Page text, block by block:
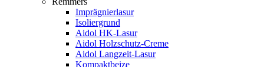
Imprägnierlasur
Isoliergrund
Aidol HK-Lasur
Aidol Holzschutz-Creme
Aidol Langzeit-Lasur
Kompaktbeize